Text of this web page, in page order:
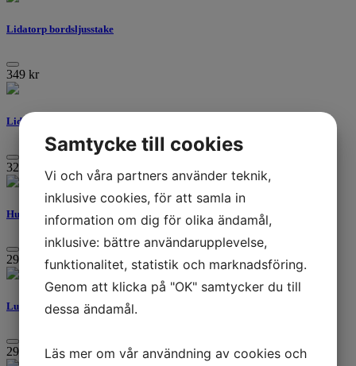
Lidatorp bordsljusstake
349 kr
Lidatorp, ljusstake
329
Hultsbruk liten ljuslykta/vas
299
Lumiere ljuslykta, brun, stor
299
Samtycke till cookies
Vi och våra partners använder teknik,
inklusive cookies, för att samla in
information om dig för olika ändamål,
inklusive: bättre användarupplevelse,
funktionalitet, statistik och marknadsföring.
Genom att klicka på "OK" samtycker du till
dessa ändamål.
Läs mer om vår användning av cookies och